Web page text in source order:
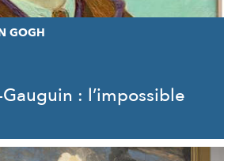
GOGH
: l’impossible